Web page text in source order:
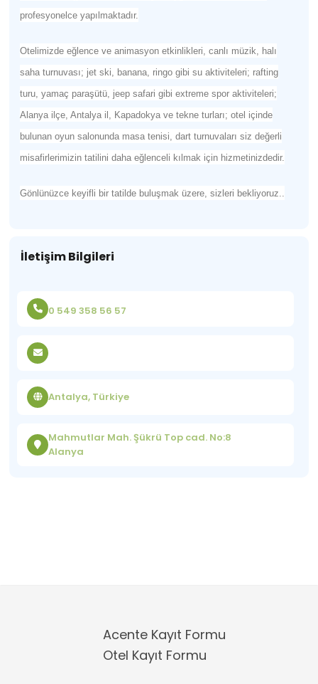
profesyonelce yapılmaktadır.
Otelimizde eğlence ve animasyon etkinlikleri, canlı müzik, halı
saha turnuvası; jet ski, banana, ringo gibi su aktiviteleri; rafting
turu, yamaç paraşütü, jeep safari gibi extreme spor aktiviteleri;
Alanya ilçe, Antalya il, Kapadokya ve tekne turları; otel içinde
bulunan oyun salonunda masa tenisi, dart turnuvaları siz değerli
misafirlerimizin tatilini daha eğlenceli kılmak için hizmetinizdedir.
Gönlünüzce keyifli bir tatilde buluşmak üzere, sizleri bekliyoruz..
İletişim Bilgileri
0 549 358 56 57
Antalya, Türkiye
Mahmutlar Mah. Şükrü Top cad. No:8
Alanya
Acente Kayıt Formu
Otel Kayıt Formu